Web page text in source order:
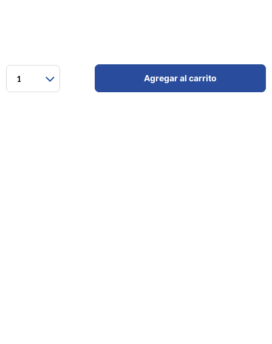
1 Agregar al carrito